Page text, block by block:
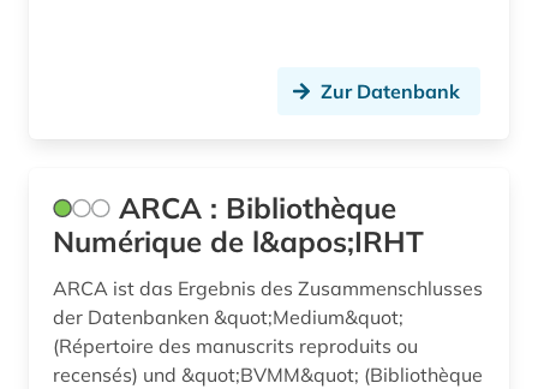
böhmen (2)
chemie (2)
china (2)
Zur Datenbank
ARCA : Bibliothèque
Numérique de l&apos;IRHT
ARCA ist das Ergebnis des Zusammenschlusses
der Datenbanken &quot;Medium&quot;
(Répertoire des manuscrits reproduits ou
recensés) und &quot;BVMM&quot; (Bibliothèque